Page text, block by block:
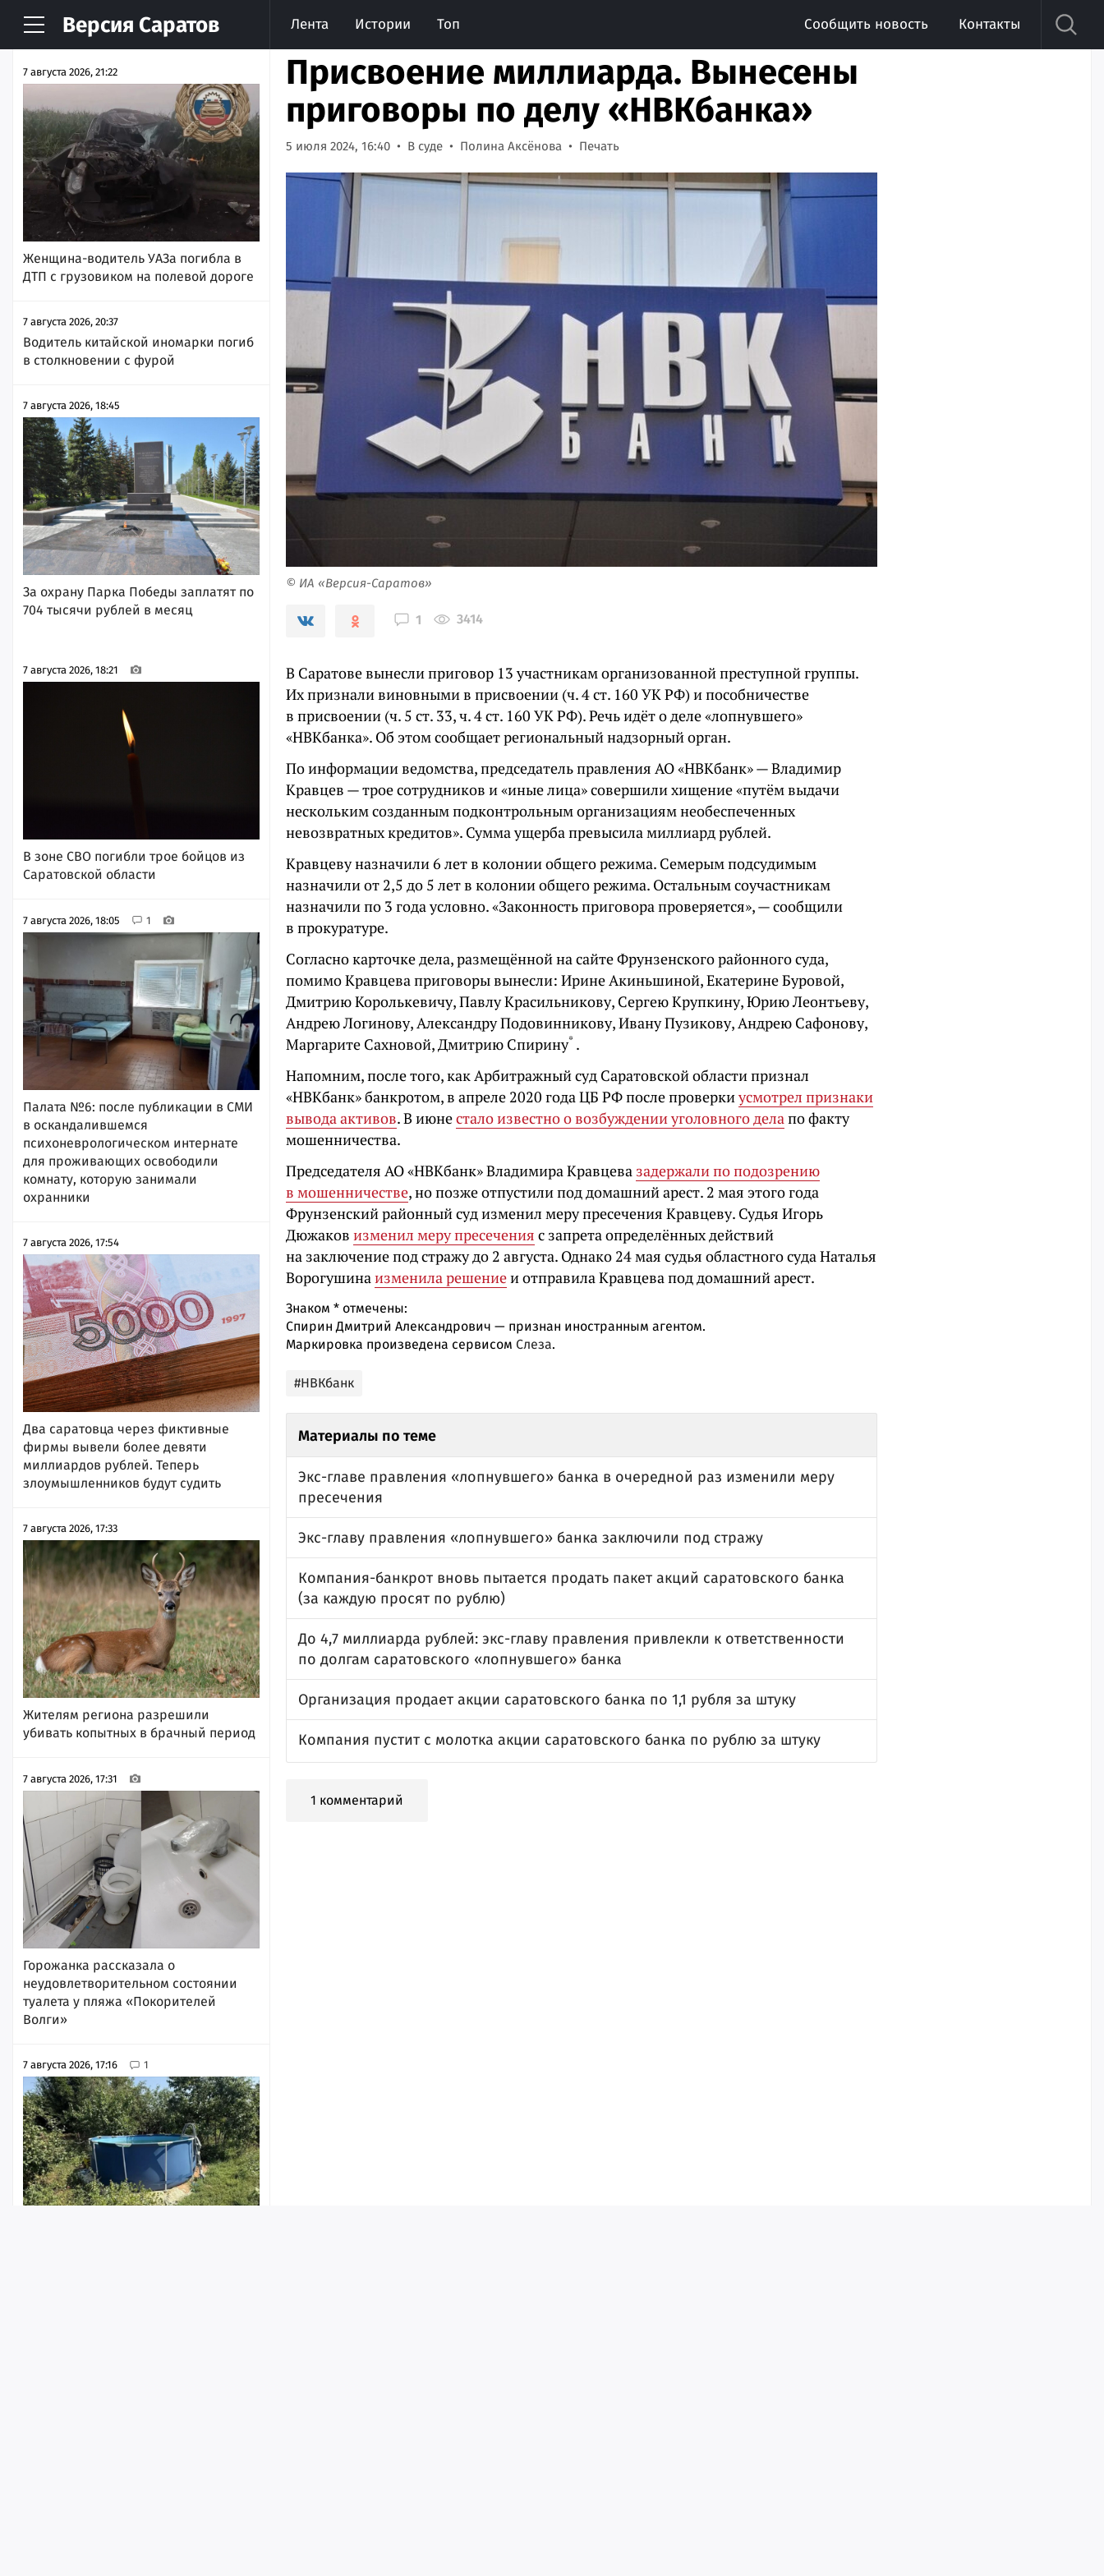
Версия Саратов Лента Истории Топ Сообщить новость Контакты
НОВОСТИ АРХИВ
7 августа 2026, 21:22
Женщина-водитель УАЗа погибла в
ДТП с грузовиком на полевой дороге
7 августа 2026, 20:37
Водитель китайской иномарки погиб
в столкновении с фурой
7 августа 2026, 18:45
За охрану Парка Победы заплатят по
704 тысячи рублей в месяц
7 августа 2026, 18:21
В зоне СВО погибли трое бойцов из
Саратовской области
7 августа 2026, 18:05 1
Палата №6: после публикации в СМИ
в оскандалившемся
психоневрологическом интернате
для проживающих освободили
комнату, которую занимали
охранники
7 августа 2026, 17:54
Два саратовца через фиктивные
фирмы вывели более девяти
миллиардов рублей. Теперь
злоумышленников будут судить
7 августа 2026, 17:33
Жителям региона разрешили
убивать копытных в брачный период
7 августа 2026, 17:31
Горожанка рассказала о
неудовлетворительном состоянии
туалета у пляжа «Покорителей
Волги»
7 августа 2026, 17:16 1
Присвоение миллиарда. Вынесены
приговоры по делу «НВКбанка»
5 июля 2024, 16:40 В суде Полина Аксёнова Печать
© ИА «Версия-Саратов»
1 3414
В Саратове вынесли приговор 13 участникам организованной преступной группы.
Их признали виновными в присвоении (ч. 4 ст. 160 УК РФ) и пособничестве
в присвоении (ч. 5 ст. 33, ч. 4 ст. 160 УК РФ). Речь идёт о деле «лопнувшего»
«НВКбанка». Об этом сообщает региональный надзорный орган.
По информации ведомства, председатель правления АО «НВКбанк» — Владимир
Кравцев — трое сотрудников и «иные лица» совершили хищение «путём выдачи
нескольким созданным подконтрольным организациям необеспеченных
невозвратных кредитов». Сумма ущерба превысила миллиард рублей.
Кравцеву назначили 6 лет в колонии общего режима. Семерым подсудимым
назначили от 2,5 до 5 лет в колонии общего режима. Остальным соучастникам
назначили по 3 года условно. «Законность приговора проверяется», — сообщили
в прокуратуре.
Согласно карточке дела, размещённой на сайте Фрунзенского районного суда,
помимо Кравцева приговоры вынесли: Ирине Акиньшиной, Екатерине Буровой,
Дмитрию Королькевичу, Павлу Красильникову, Сергею Крупкину, Юрию Леонтьеву,
Андрею Логинову, Александру Подовинникову, Ивану Пузикову, Андрею Сафонову,
Маргарите Сахновой,Дмитрию Спирину* .
Напомним, после того, как Арбитражный суд Саратовской области признал
«НВКбанк» банкротом, в апреле 2020 года ЦБ РФ после проверкиусмотрел признаки
вывода активов. В июнестало известно о возбуждении уголовного делапо факту
мошенничества.
Председателя АО «НВКбанк» Владимира Кравцева задержали по подозрению
в мошенничестве, но позже отпустили под домашний арест. 2 мая этого года
Фрунзенский районный суд изменил меру пресечения Кравцеву. Судья Игорь
Дюжаков изменил меру пресечения с запрета определённых действий
на заключение под стражу до 2 августа. Однако 24 мая судья областного суда Наталья
Ворогушинаизменила решениеи отправила Кравцева под домашний арест.
Знаком * отмечены:
Спирин Дмитрий Александрович — признан иностранным агентом.
Маркировка произведена сервисом Слеза.
#НВКбанк
Материалы по теме
Экс-главе правления «лопнувшего» банка в очередной раз изменили меру
пресечения
Экс-главу правления «лопнувшего» банка заключили под стражу
Компания-банкрот вновь пытается продать пакет акций саратовского банка
(за каждую просят по рублю)
До 4,7 миллиарда рублей: экс-главу правления привлекли к ответственности
по долгам саратовского «лопнувшего» банка
Организация продает акции саратовского банка по 1,1 рубля за штуку
Компания пустит с молотка акции саратовского банка по рублю за штуку
1 комментарий